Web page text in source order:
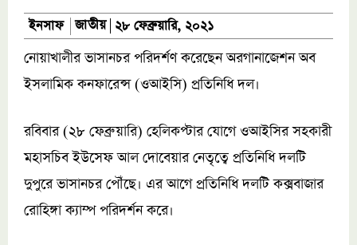
ইনসাফ জাতীয় ২৮ ফেব্রুয়ারি, ২০২১
নোয়াখালীর ভাসানচর পরিদর্শণ করেছেন অরগানাজেশন অব
ইসলামিক কনফারেন্স (ওআইসি) প্রতিনিধি দল।
রবিবার (২৮ ফেব্রুয়ারি) হেলিকপ্টার যোগে ওআইসির সহকারী
মহাসচিব ইউসেফ আল দোবেয়ার নেতৃত্বে প্রতিনিধি দলটি
দুপুরে ভাসানচর পৌঁছে। এর আগে প্রতিনিধি দলটি কক্সবাজার
রোহিঙ্গা ক্যাম্প পরিদর্শন করে।